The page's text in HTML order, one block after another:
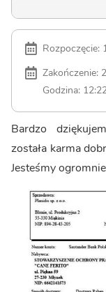
Rozpoczęcie:
Zakończenie:
Godzina:
Bardzo
została karma
Jesteśmy